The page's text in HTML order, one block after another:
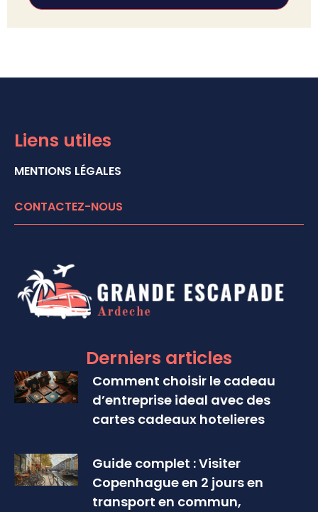
Liens utiles
MENTIONS LÉGALES
CONTACTEZ-NOUS
Derniers articles
Comment choisir le cadeau
d’entreprise ideal avec des
cartes cadeaux hotelieres
Guide complet : Visiter
Copenhague en 2 jours en
transport en commun,